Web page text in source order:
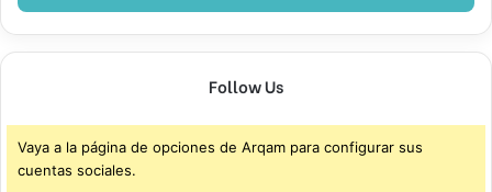
Follow Us
Vaya a la página de opciones de Arqam para configurar sus
cuentas sociales.